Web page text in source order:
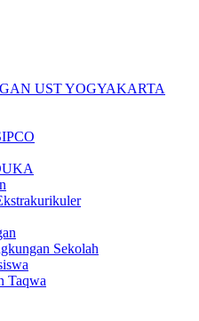
UST YOGYAKARTA
Sekolah
Taqwa